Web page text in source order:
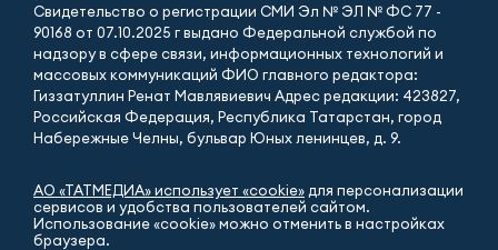
Свидетельство о регистрации СМИ Эл № ЭЛ № ФС 77 -
90168 от 07.10.2025 г выдано Федеральной службой по
надзору в сфере связи, информационных технологий и
массовых коммуникаций ФИО главного редактора:
Гиззатуллин Ренат Мавлявиевич Адрес редакции: 423827,
Российская Федерация, Республика Татарстан, город
Набережные Челны, бульвар Юных ленинцев, д. 9.
АО «ТАТМЕДИА» использует «cookie» для персонализации
сервисов и удобства пользователей сайтом.
Использование «cookie» можно отменить в настройках
браузера.